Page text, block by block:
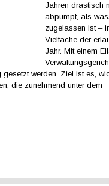
Jahren drastisch
abpumpt, als
zugelassen ist –
Vielfache der
Jahr. Mit einem
werden. Ziel ist es,
die zunehmend unter dem